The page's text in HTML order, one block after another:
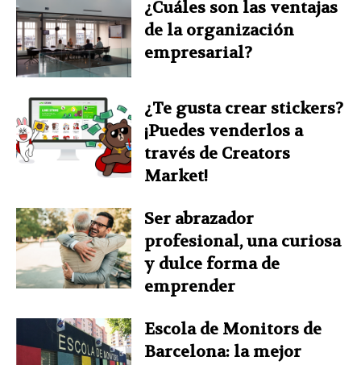
¿Cuáles son las ventajas
de la organización
empresarial?
¿Te gusta crear stickers?
¡Puedes venderlos a
través de Creators
Market!
Ser abrazador
profesional, una curiosa
y dulce forma de
emprender
Escola de Monitors de
Barcelona: la mejor